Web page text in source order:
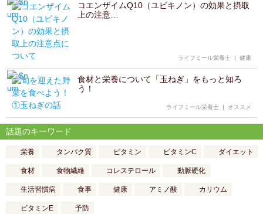
コエンザイムQ10（ユビキノン）の効果と摂取
上の注意…
ライフミール栄養士 | 健康
食材と栄養について「玉ねぎ」をもっと知ろ
う！
ライフミール栄養士 | オススメ
話題のキーワード
栄養 タンパク質 ビタミン ビタミンC ダイエット
食材 食物繊維 コレステロール 動脈硬化
生活習慣病 食事 健康 アミノ酸 カリウム
ビタミンE 予防